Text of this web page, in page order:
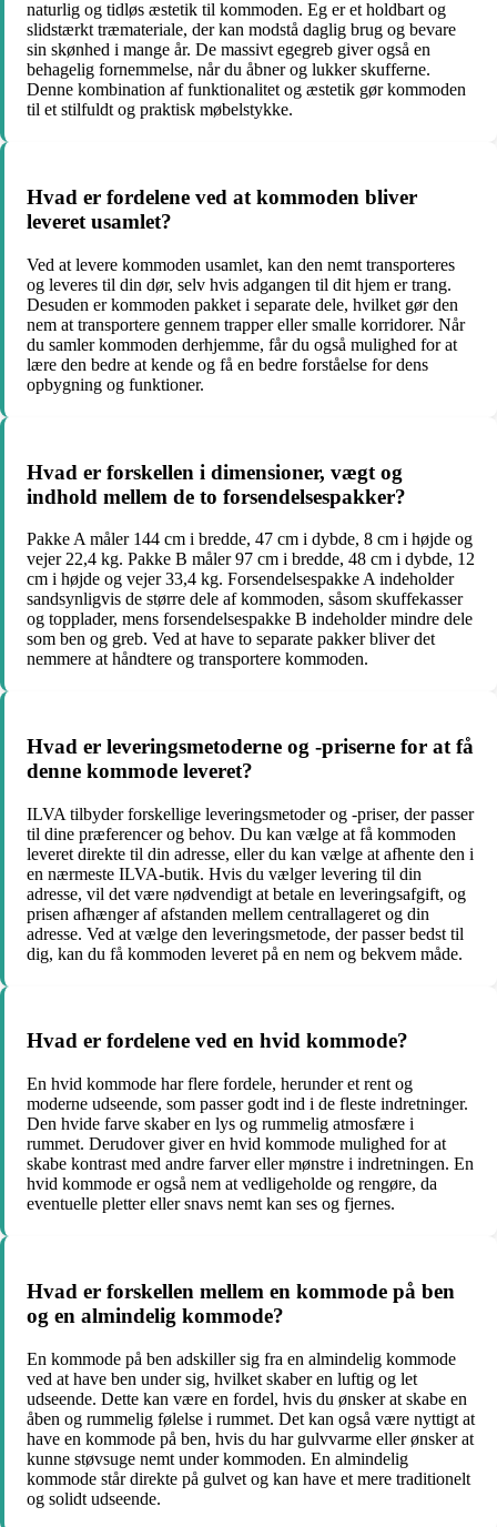
naturlig og tidløs æstetik til kommoden. Eg er et holdbart og
slidstærkt træmateriale, der kan modstå daglig brug og bevare
sin skønhed i mange år. De massivt egegreb giver også en
behagelig fornemmelse, når du åbner og lukker skufferne.
Denne kombination af funktionalitet og æstetik gør kommoden
til et stilfuldt og praktisk møbelstykke.
Hvad er fordelene ved at kommoden bliver
leveret usamlet?
Ved at levere kommoden usamlet, kan den nemt transporteres
og leveres til din dør, selv hvis adgangen til dit hjem er trang.
Desuden er kommoden pakket i separate dele, hvilket gør den
nem at transportere gennem trapper eller smalle korridorer. Når
du samler kommoden derhjemme, får du også mulighed for at
lære den bedre at kende og få en bedre forståelse for dens
opbygning og funktioner.
Hvad er forskellen i dimensioner, vægt og
indhold mellem de to forsendelsespakker?
Pakke A måler 144 cm i bredde, 47 cm i dybde, 8 cm i højde og
vejer 22,4 kg. Pakke B måler 97 cm i bredde, 48 cm i dybde, 12
cm i højde og vejer 33,4 kg. Forsendelsespakke A indeholder
sandsynligvis de større dele af kommoden, såsom skuffekasser
og topplader, mens forsendelsespakke B indeholder mindre dele
som ben og greb. Ved at have to separate pakker bliver det
nemmere at håndtere og transportere kommoden.
Hvad er leveringsmetoderne og -priserne for at få
denne kommode leveret?
ILVA tilbyder forskellige leveringsmetoder og -priser, der passer
til dine præferencer og behov. Du kan vælge at få kommoden
leveret direkte til din adresse, eller du kan vælge at afhente den i
en nærmeste ILVA-butik. Hvis du vælger levering til din
adresse, vil det være nødvendigt at betale en leveringsafgift, og
prisen afhænger af afstanden mellem centrallageret og din
adresse. Ved at vælge den leveringsmetode, der passer bedst til
dig, kan du få kommoden leveret på en nem og bekvem måde.
Hvad er fordelene ved en hvid kommode?
En hvid kommode har flere fordele, herunder et rent og
moderne udseende, som passer godt ind i de fleste indretninger.
Den hvide farve skaber en lys og rummelig atmosfære i
rummet. Derudover giver en hvid kommode mulighed for at
skabe kontrast med andre farver eller mønstre i indretningen. En
hvid kommode er også nem at vedligeholde og rengøre, da
eventuelle pletter eller snavs nemt kan ses og fjernes.
Hvad er forskellen mellem en kommode på ben
og en almindelig kommode?
En kommode på ben adskiller sig fra en almindelig kommode
ved at have ben under sig, hvilket skaber en luftig og let
udseende. Dette kan være en fordel, hvis du ønsker at skabe en
åben og rummelig følelse i rummet. Det kan også være nyttigt at
have en kommode på ben, hvis du har gulvvarme eller ønsker at
kunne støvsuge nemt under kommoden. En almindelig
kommode står direkte på gulvet og kan have et mere traditionelt
og solidt udseende.